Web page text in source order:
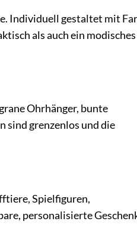
Individuell gestaltet mit
als auch ein modisches
Ohrhänger, bunte
sind grenzenlos und die
Spielfiguren,
personalisierte